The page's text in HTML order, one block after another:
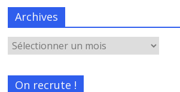
Archives
On recrute !